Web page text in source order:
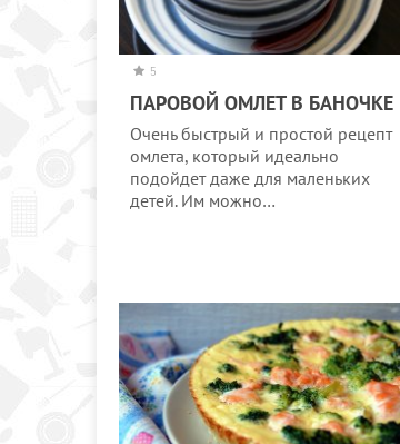
5
ПАРОВОЙ ОМЛЕТ В БАНОЧКЕ
Очень быстрый и простой рецепт
омлета, который идеально
подойдет даже для маленьких
детей. Им можно…